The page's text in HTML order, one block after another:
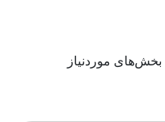
بخش‌های موردنیاز